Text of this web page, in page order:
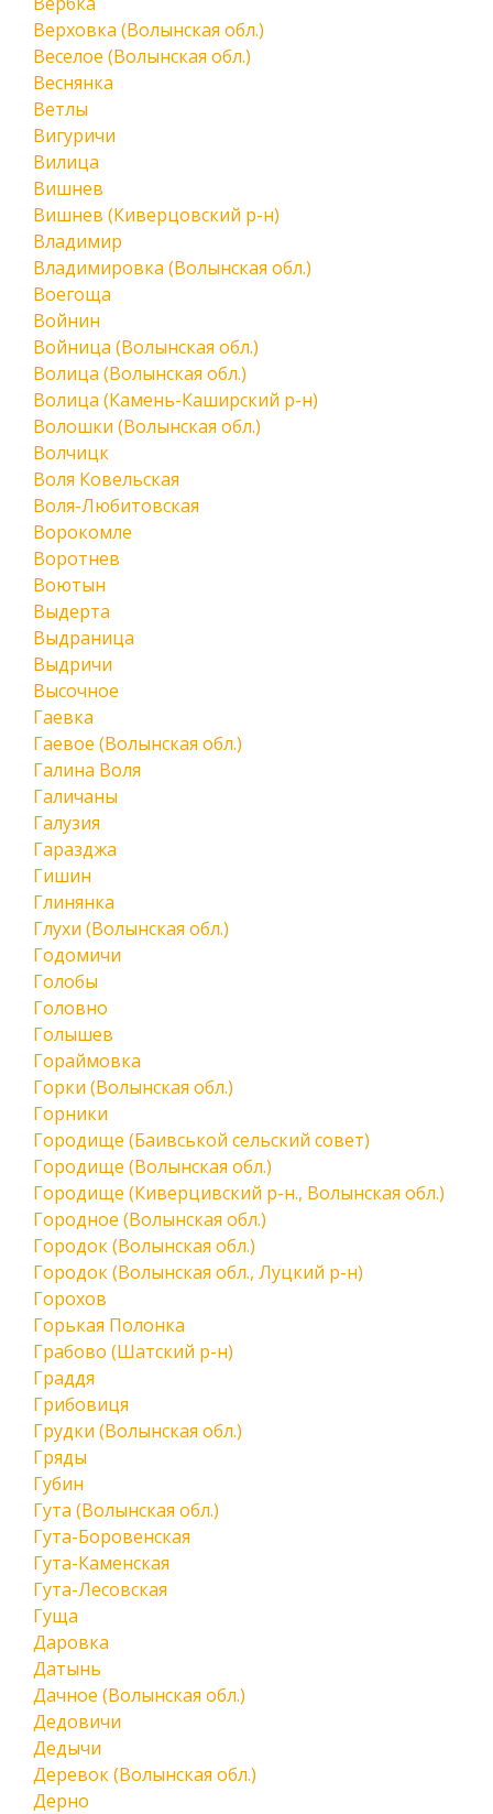
Верховка (Волынская обл.)
Веселое (Волынская обл.)
Веснянка
Ветлы
Вигуричи
Вилица
Вишнев
Вишнев (Киверцовский р-н)
Владимир
Владимировка (Волынская обл.)
Воегоща
Войнин
Войница (Волынская обл.)
Волица (Волынская обл.)
Волица (Камень-Каширский р-н)
Волошки (Волынская обл.)
Волчицк
Воля Ковельская
Воля-Любитовская
Ворокомле
Воротнев
Воютын
Выдерта
Выдраница
Выдричи
Высочное
Гаевка
Гаевое (Волынская обл.)
Галина Воля
Галичаны
Галузия
Гаразджа
Гишин
Глинянка
Глухи (Волынская обл.)
Годомичи
Голобы
Головно
Голышев
Гораймовка
Горки (Волынская обл.)
Горники
Городище (Баивськой сельский совет)
Городище (Волынская обл.)
Городище (Киверцивский р-н., Волынская обл.)
Городное (Волынская обл.)
Городок (Волынская обл.)
Городок (Волынская обл., Луцкий р-н)
Горохов
Горькая Полонка
Грабово (Шатский р-н)
Граддя
Грибовиця
Грудки (Волынская обл.)
Гряды
Губин
Гута (Волынская обл.)
Гута-Боровенская
Гута-Каменская
Гута-Лесовская
Гуща
Даровка
Датынь
Дачное (Волынская обл.)
Дедовичи
Дедычи
Деревок (Волынская обл.)
Дерно